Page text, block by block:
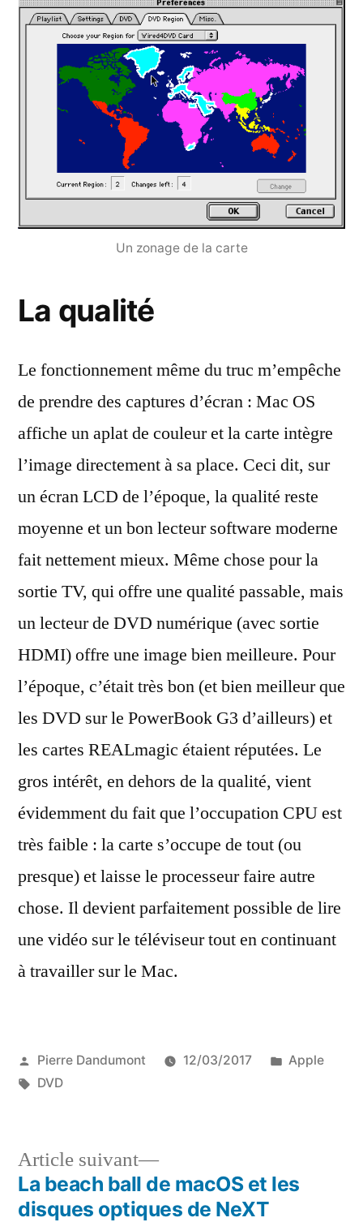
Un zonage de la carte
La qualité
Le fonctionnement même du truc m’empêche
de prendre des captures d’écran : Mac OS
affiche un aplat de couleur et la carte intègre
l’image directement à sa place. Ceci dit, sur
un écran LCD de l’époque, la qualité reste
moyenne et un bon lecteur software moderne
fait nettement mieux. Même chose pour la
sortie TV, qui offre une qualité passable, mais
un lecteur de DVD numérique (avec sortie
HDMI) offre une image bien meilleure. Pour
l’époque, c’était très bon (et bien meilleur que
les DVD sur le PowerBook G3 d’ailleurs) et
les cartes REALmagic étaient réputées. Le
gros intérêt, en dehors de la qualité, vient
évidemment du fait que l’occupation CPU est
très faible : la carte s’occupe de tout (ou
presque) et laisse le processeur faire autre
chose. Il devient parfaitement possible de lire
une vidéo sur le téléviseur tout en continuant
à travailler sur le Mac.
Publié
par
Pierre Dandumont 12/03/2017
Publié
Apple
Étiquettes :
DVD
Navigation
Article suivant
Article
suivant :
La beach ball de macOS et les
disques optiques de NeXT